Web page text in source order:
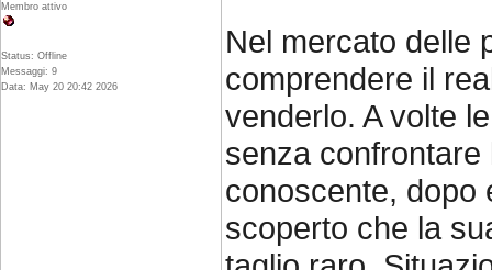
Membro attivo
Status: Offline
Messaggi: 9
Data: May 20 20:42 2026
Nel mercato delle
comprendere il
venderlo. A volte
senza
conoscente, dopo
scoperto che la